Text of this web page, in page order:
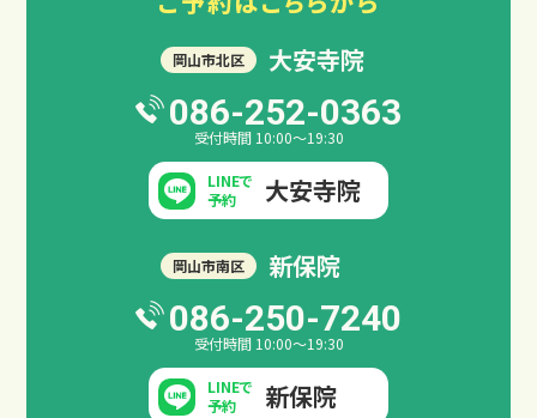
岡山市北区 大安寺院
086-252-0363
受付時間 10:00～19:30
LINEで
予約
大安寺院
岡山市南区 新保院
086-250-7240
受付時間 10:00～19:30
LINEで
予約
新保院